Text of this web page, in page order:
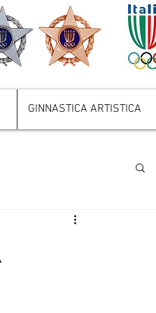
GINNASTICA ARTISTICA